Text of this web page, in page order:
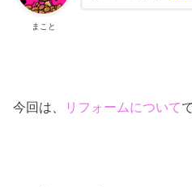
まこと
今回は、 リフォームについて